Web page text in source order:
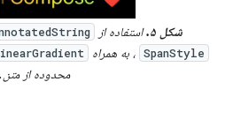
شکل ۵. استفاده از
SpanStyle ، به همراه
محدوده از متن.